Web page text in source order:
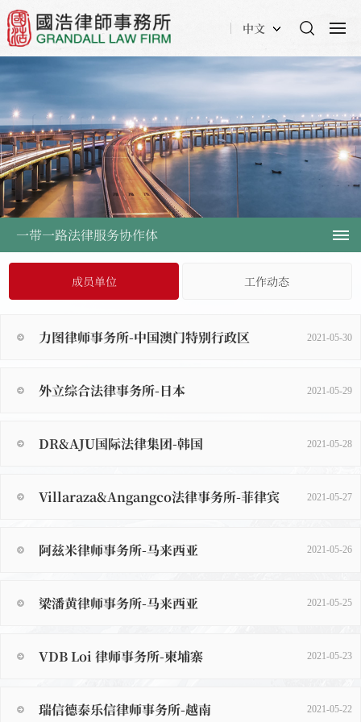
中文
一带一路法律服务协作体
成员单位 工作动态
力图律师事务所-中国澳门特别行政区 2021-05-30
外立综合法律事务所-日本 2021-05-29
DR&AJU国际法律集团-韩国 2021-05-28
Villaraza&Angangco法律事务所-菲律宾 2021-05-27
阿兹米律师事务所-马来西亚 2021-05-26
梁潘黄律师事务所-马来西亚 2021-05-25
VDB Loi 律师事务所-柬埔寨 2021-05-23
瑞信德泰乐信律师事务所-越南 2021-05-22